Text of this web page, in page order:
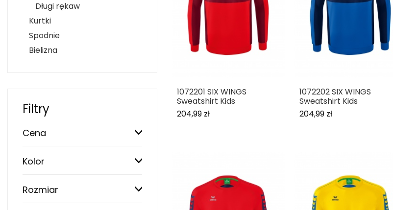
1072201 SIX WINGS
Sweatshirt Kids
204,99 zł
1072202 SIX WINGS
Sweatshirt Kids
204,99 zł
Długi rękaw
Kurtki
Spodnie
Bielizna
Filtry
Cena
Kolor
Rozmiar